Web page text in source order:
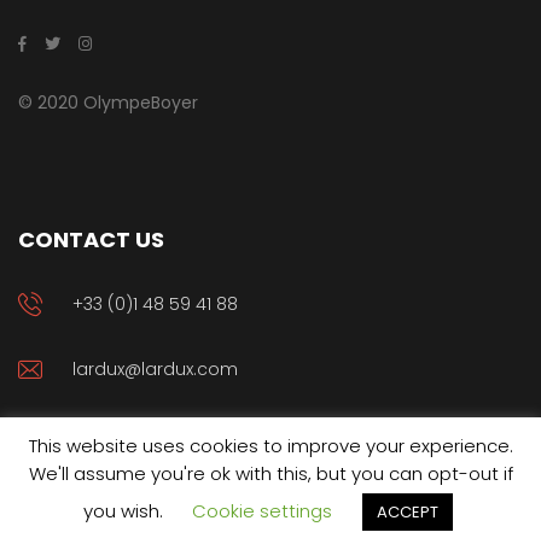
© 2020 OlympeBoyer
CONTACT US
+33 (0)1 48 59 41 88
lardux@lardux.com
45 ter rue de la révolution, 93100 Montreuil
This website uses cookies to improve your experience.
We'll assume you're ok with this, but you can opt-out if
you wish.
Cookie settings ACCEPT